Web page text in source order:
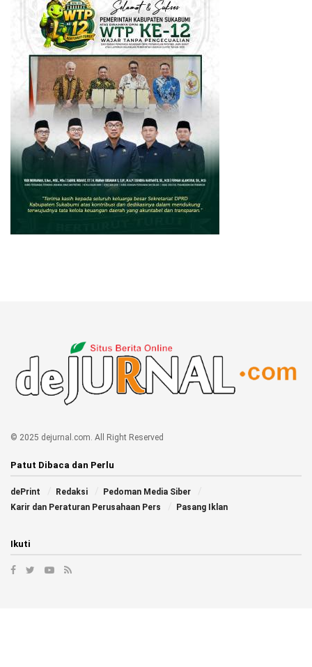
© 2025 dejurnal.com. All Right Reserved
Patut Dibaca dan Perlu
dePrint Redaksi
Pedoman Media Siber
Karir dan Peraturan Perusahaan Pers
Pasang Iklan
Ikuti